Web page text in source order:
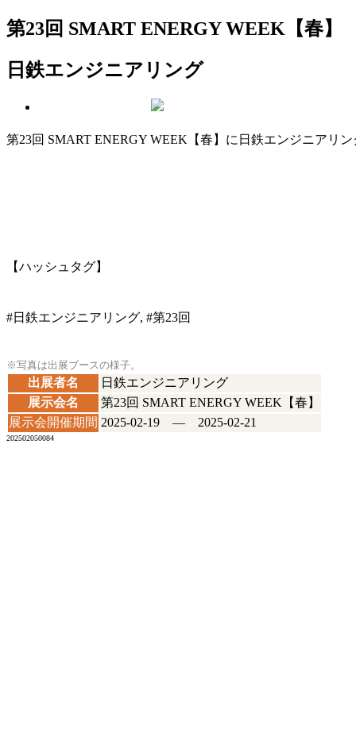
第23回 SMART ENERGY WEEK【春】
日鉄エンジニアリング
第23回 SMART ENERGY WEEK【春】に日鉄エンジニアリ
【ハッシュタグ】
#日鉄エンジニアリング, #第23回
※写真は出展ブースの様子。
出展者名
日鉄エンジニアリング
展示会名
第23回 SMART ENERGY WEEK【春】
展示会開催期間 2025-02-19 ― 2025-02-21
202502050084